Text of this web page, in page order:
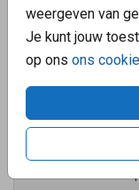
weergeven van
Je kunt jouw
op ons ons